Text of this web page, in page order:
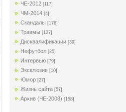
ЧЕ-2012 [117]
ЧМ-2014 [4]
Cкандалы [176]
Травмы [127]
Дисквалификации [39]
Нефутбол [25]
Интервью [79]
Эксклюзив [10]
Юмор [27]
Жизнь сайта [57]
Архив (ЧЕ-2008) [158]